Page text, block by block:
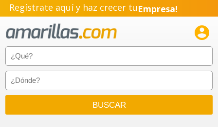
Regístrate aquí y haz crecer tuEmpresa!
Pyme!
Emprendimiento!
